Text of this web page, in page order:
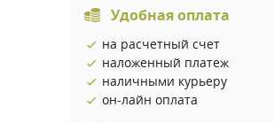
Удобная оплата
на расчетный счет
наложенный платеж
наличными курьеру
он-лайн оплата